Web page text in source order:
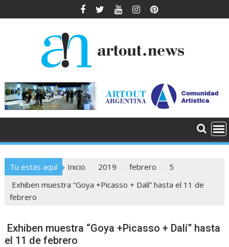
al
Tu estas aquí Inicio 2019 febrero
5
Exhiben muestra “Goya +Picasso + Dalí” hasta el 11 de
febrero
Exhiben muestra “Goya +Picasso + Dalí” hasta
el 11 de febrero